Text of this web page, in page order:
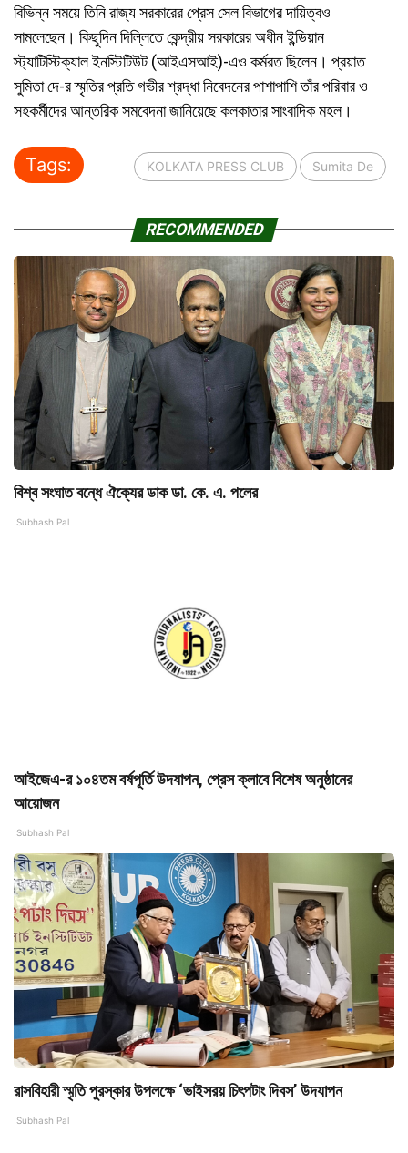
বিভিন্ন সময়ে তিনি রাজ্য সরকারের প্রেস সেল বিভাগের দায়িত্বও
সামলেছেন। কিছুদিন দিল্লিতে কেন্দ্রীয় সরকারের অধীন ইন্ডিয়ান
স্ট্যাটিস্টিক্যাল ইনস্টিটিউট (আইএসআই)-এও কর্মরত ছিলেন। প্রয়াত
সুমিতা দে-র স্মৃতির প্রতি গভীর শ্রদ্ধা নিবেদনের পাশাপাশি তাঁর পরিবার ও
সহকর্মীদের আন্তরিক সমবেদনা জানিয়েছে কলকাতার সাংবাদিক মহল।
Tags: KOLKATA PRESS CLUB Sumita De
RECOMMENDED
বিশ্ব সংঘাত বন্ধে ঐক্যের ডাক ডা. কে. এ. পলের
Subhash Pal
আইজেএ-র ১০৪তম বর্ষপূর্তি উদযাপন, প্রেস ক্লাবে বিশেষ অনুষ্ঠানের
আয়োজন
Subhash Pal
রাসবিহারী স্মৃতি পুরস্কার উপলক্ষে ‘ভাইসরয় চিৎপটাং দিবস’ উদযাপন
Subhash Pal